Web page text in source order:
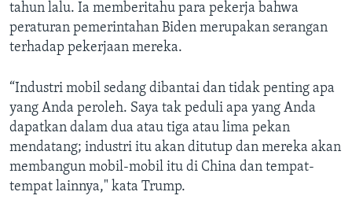
tahun lalu. Ia memberitahu para pekerja bahwa
peraturan pemerintahan Biden merupakan serangan
terhadap pekerjaan mereka.
“Industri mobil sedang dibantai dan tidak penting apa
yang Anda peroleh. Saya tak peduli apa yang Anda
dapatkan dalam dua atau tiga atau lima pekan
mendatang; industri itu akan ditutup dan mereka akan
membangun mobil-mobil itu di China dan tempat-
tempat lainnya," kata Trump.